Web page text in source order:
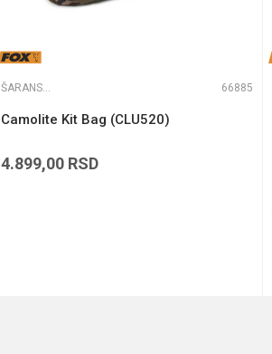
ŠARANSKE TORBE 66885
Camolite Kit Bag (CLU520)
4.899,00 RSD